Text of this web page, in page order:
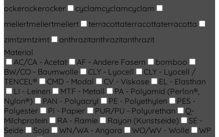
ockerockerocker cyclamcyclamcyclam
meliertmeliertmeliert terracottaterracottaterracotta
zimtzimtzimt anthrazitanthrazitanthrazit
Material
AC/CA - Acetat
AF - Andere Fasern
bomboo
BW/CO - Baumwolle
CLY - Lyocell
CLY - Lyocell /
TENCEL®
CMD - Modal CV - Viskose
EL - Elasthan
LI - Leinen
MTF - Metall
PA - Polyamid (Perlon®,
Nylon®)
PAN - Polyacryl PE - Polyethylen
PES -
Polyester
PI - Papier PUR/PU - Polyurethan
Q-
Milchprotein
RA - Ramie Rayon (Kunstseide)
SE -
Seide
Soja WN/WA - Angora WO/WV - Wolle
WP